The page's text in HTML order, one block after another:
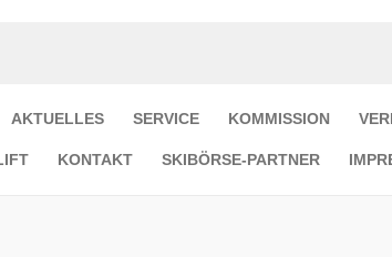
AKTUELLES SERVICE KOMMISSION
KONTAKT SKIBÖRSE-PARTNER